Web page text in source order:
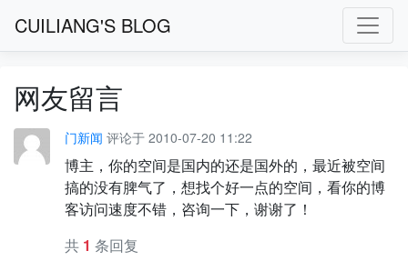
CUILIANG'S BLOG
网友留言
门新闻 评论于 2010-07-20 11:22
博主，你的空间是国内的还是国外的，最近被空间
搞的没有脾气了，想找个好一点的空间，看你的博
客访问速度不错，咨询一下，谢谢了！
共 1 条回复